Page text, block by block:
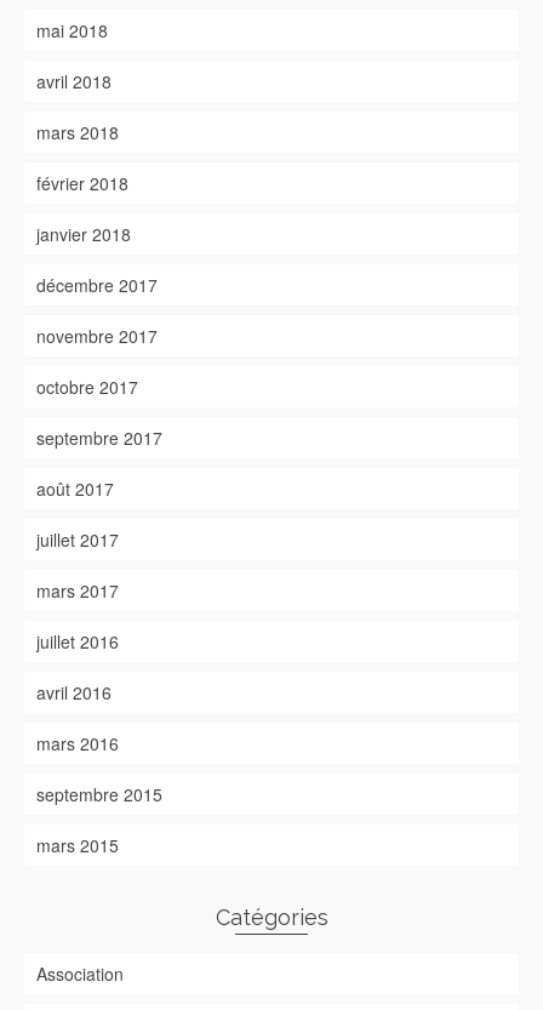
mai 2018
avril 2018
mars 2018
février 2018
janvier 2018
décembre 2017
novembre 2017
octobre 2017
septembre 2017
août 2017
juillet 2017
mars 2017
juillet 2016
avril 2016
mars 2016
septembre 2015
mars 2015
Catégories
Association